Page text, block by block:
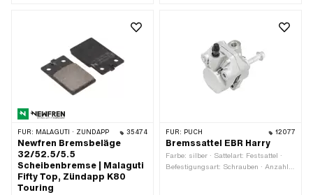
Lochabstand: 42 mm · Gewindeart:
M8x1.25 (Standardgewinde) · Ø
Anschluss aussen: 10 mm
FÜR: MALAGUTI · ZÜNDAPP 35474
Newfren Bremsbeläge
32/52.5/5.5
Scheibenbremse | Malaguti
Fifty Top, Zündapp K80
Touring
FÜR: PUCH 12077
Bremssattel EBR Harry
Farbe: silber · Sattelart: Festsattel ·
Befestigungsart: Schrauben · Anzahl